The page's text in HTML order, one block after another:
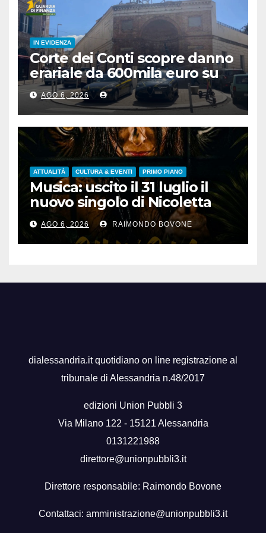
IN EVIDENZA
Corte dei Conti scopre danno
erariale da 600mila euro su
depuratori in Calabria
AGO 6, 2026
ATTUALITÀ CULTURA & EVENTI PRIMO PIANO
Musica: uscito il 31 luglio il
nuovo singolo di Nicoletta
Pedrini, ‘Giungla’
AGO 6, 2026 RAIMONDO BOVONE
dialessandria.it quotidiano on line registrazione al
tribunale di Alessandria n.48/2017
edizioni Union Pubbli 3
Via Milano 122 - 15121 Alessandria
0131221988
direttore@unionpubbli3.it
Direttore responsabile: Raimondo Bovone
Contattaci: amministrazione@unionpubbli3.it